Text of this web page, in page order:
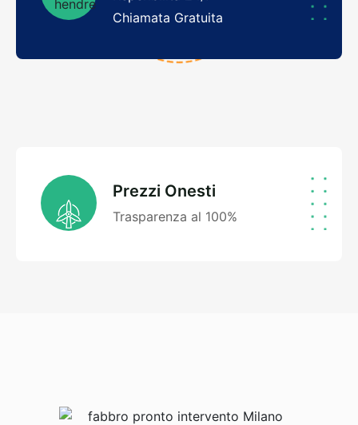
Chiamata Gratuita
Prezzi Onesti
Trasparenza al 100%